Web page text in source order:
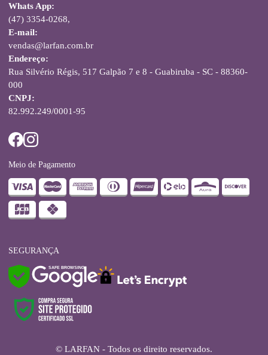
Whats App:
(47) 3354-0268,
E-mail:
vendas@larfan.com.br
Endereço:
Rua Silvério Régis, 517 Galpão 7 e 8 - Guabiruba - SC - 88360-
000
CNPJ:
82.992.249/0001-95
Meio de Pagamento
SEGURANÇA
SAFE BROWSING
© LARFAN - Todos os direito reservados.